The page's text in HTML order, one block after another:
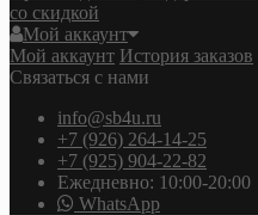
со скидкой
Мой аккаунт
Мой аккаунт История заказов
Связаться с нами
info@sb4u.ru
+7 (926) 264-14-25
+7 (925) 904-22-82
Ежедневно: 10:00-20:00
WhatsApp